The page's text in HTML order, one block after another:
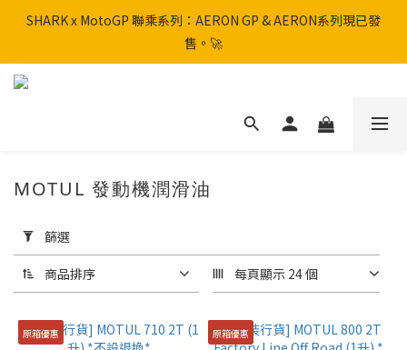
SHARK x MotoGP 聯乘系列：AERON GP & AERON系列現已發
售。🚀
SHARK x MotoGP 聯乘系列：AERON GP & AERON系列現已發
售。🚀
📦 【全新上架】NHK Helmet 到貨通知：S1GP & K5R 熱銷款式全
用
篩
選
(0/20)
品
MOTUL 發動機潤滑油
篩選
商品排序 每頁顯示 24 個
原箱優惠 原箱優惠